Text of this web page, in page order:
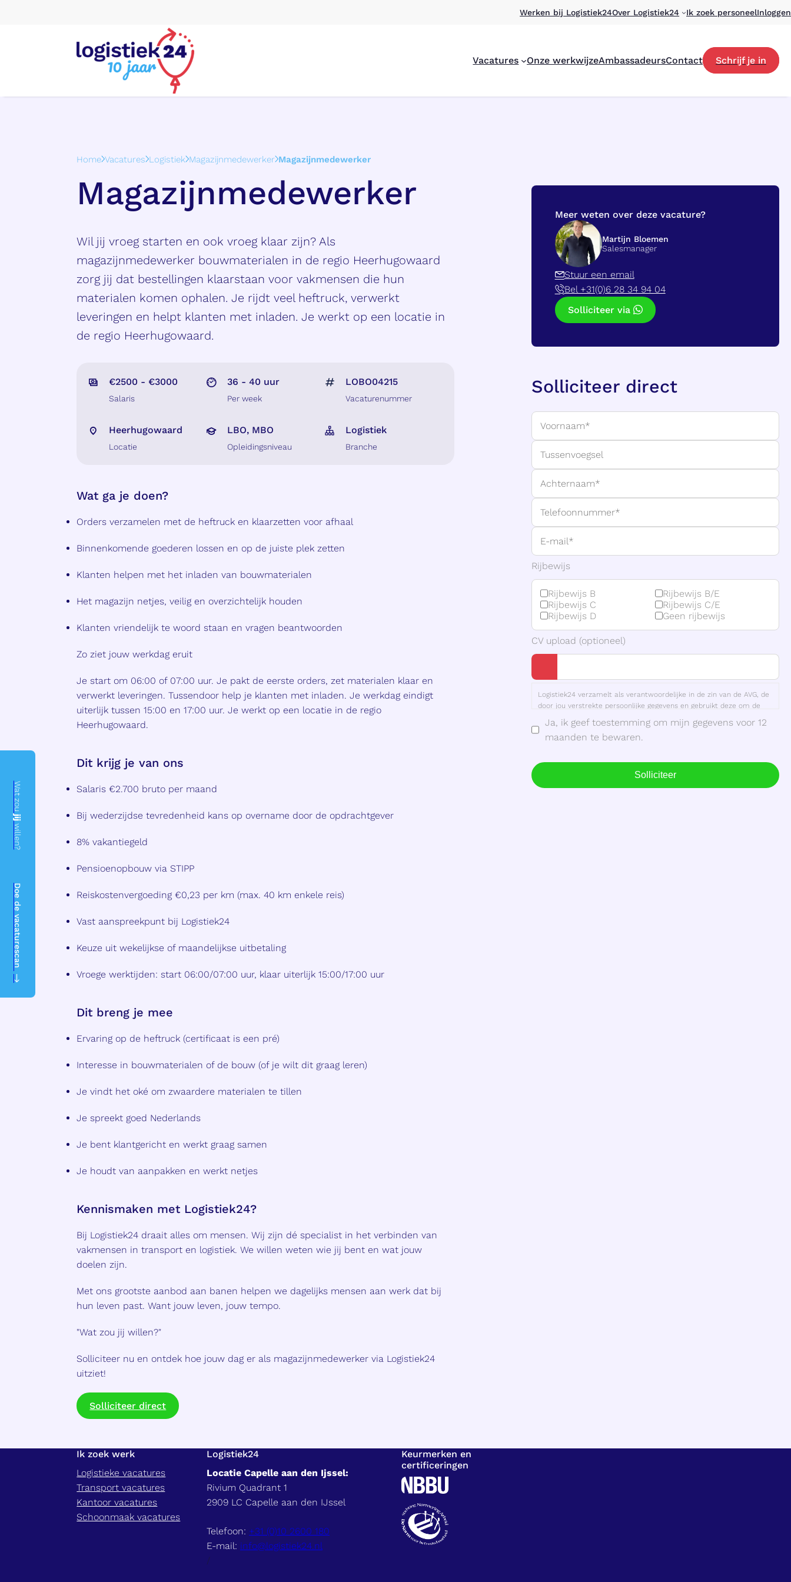
Werken bij Logistiek24Over Logistiek24 Ik zoek personeelInloggen
Vacatures Onze werkwijzeAmbassadeursContact Schrijf je in
Wat zou
jij
willen?
Doe de vacaturescan
Home Vacatures Logistiek Magazijnmedewerker Magazijnmedewerker
Magazijnmedewerker
Wil jij vroeg starten en ook vroeg klaar zijn? Als
magazijnmedewerker bouwmaterialen in de regio Heerhugowaard
zorg jij dat bestellingen klaarstaan voor vakmensen die hun
materialen komen ophalen. Je rijdt veel heftruck, verwerkt
leveringen en helpt klanten met inladen. Je werkt op een locatie in
de regio Heerhugowaard.
€2500 - €3000
Salaris
36 - 40 uur
Per week
LOBO04215
Vacaturenummer
Heerhugowaard
Locatie
LBO, MBO
Opleidingsniveau
Logistiek
Branche
Wat ga je doen?
Orders verzamelen met de heftruck en klaarzetten voor afhaal
Binnenkomende goederen lossen en op de juiste plek zetten
Klanten helpen met het inladen van bouwmaterialen
Het magazijn netjes, veilig en overzichtelijk houden
Klanten vriendelijk te woord staan en vragen beantwoorden
Zo ziet jouw werkdag eruit
Je start om 06:00 of 07:00 uur. Je pakt de eerste orders, zet materialen klaar en
verwerkt leveringen. Tussendoor help je klanten met inladen. Je werkdag eindigt
uiterlijk tussen 15:00 en 17:00 uur. Je werkt op een locatie in de regio
Heerhugowaard.
Dit krijg je van ons
Salaris €2.700 bruto per maand
Bij wederzijdse tevredenheid kans op overname door de opdrachtgever
8% vakantiegeld
Pensioenopbouw via STIPP
Reiskostenvergoeding €0,23 per km (max. 40 km enkele reis)
Vast aanspreekpunt bij Logistiek24
Keuze uit wekelijkse of maandelijkse uitbetaling
Vroege werktijden: start 06:00/07:00 uur, klaar uiterlijk 15:00/17:00 uur
Dit breng je mee
Ervaring op de heftruck (certificaat is een pré)
Interesse in bouwmaterialen of de bouw (of je wilt dit graag leren)
Je vindt het oké om zwaardere materialen te tillen
Je spreekt goed Nederlands
Je bent klantgericht en werkt graag samen
Je houdt van aanpakken en werkt netjes
Kennismaken met Logistiek24?
Bij Logistiek24 draait alles om mensen. Wij zijn dé specialist in het verbinden van
vakmensen in transport en logistiek. We willen weten wie jij bent en wat jouw
doelen zijn.
Met ons grootste aanbod aan banen helpen we dagelijks mensen aan werk dat bij
hun leven past. Want jouw leven, jouw tempo.
"Wat zou jij willen?"
Solliciteer nu en ontdek hoe jouw dag er als magazijnmedewerker via Logistiek24
uitziet!
Solliciteer direct
Meer weten over deze vacature?
Martijn Bloemen
Salesmanager
Stuur een email
Bel +31(0)6 28 34 94 04
Solliciteer via
Solliciteer direct
Rijbewijs B
Rijbewijs B/E
Rijbewijs C
Rijbewijs C/E
Rijbewijs D
Geen rijbewijs
Rijbewijs
CV upload (optioneel)
Ja, ik geef toestemming om mijn gegevens voor 12
maanden te bewaren.
Logistiek24 verzamelt als verantwoordelijke in de zin van de AVG, de
door jou verstrekte persoonlijke gegevens en gebruikt deze om de
sollicitatie te verwerken en jou te koppelen aan één of meerdere
vacatures. We bewaren je gegevens in onze database tot vier weken
na beëindiging van de sollicitatieprocedure. Alleen als je ons
maanden na de beëindiging van de procedure. Je kan Logistiek24 op
elk moment verzoeken jouw gegevens te verwijderen of de
toestemming in te trekken. Meer informatie vind je in het Privacy
Solliciteer
Ik zoek werk
Logistieke vacatures
Transport vacatures
Kantoor vacatures
Schoonmaak vacatures
Logistiek24
Locatie Capelle aan den Ijssel:
Rivium Quadrant 1
2909 LC Capelle aan den IJssel
Telefoon: +31 (0)10 2600 180
E-mail: info@logistiek24.nl
/
Keurmerken en
certificeringen